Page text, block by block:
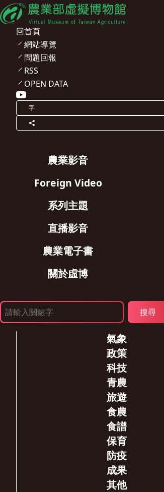
回首頁
網站導覽
問題回報
RSS
OPEN DATA
字
農業影音
Foreign Video
系列主題
直播影音
農業電子書
關於虛博
氣象
政策
科技
青農
旅遊
食農
食譜
保育
防疫
成果
其他